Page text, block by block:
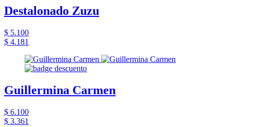
Destalonado Zuzu
$ 5.100
$ 4.181
Guillermina Carmen
$ 6.100
$ 3.361